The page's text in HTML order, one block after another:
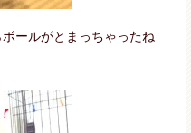
ールがとまっちゃったね